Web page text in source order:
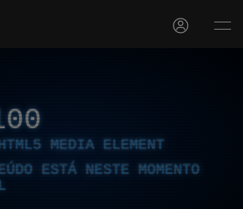
MEDIA ELEMENT
ESTÁ NESTE MOMENTO